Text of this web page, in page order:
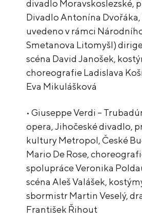
divadlo Moravskoslezské,
Divadlo Antonína Dvořáka,
uvedeno v rámci
Smetanova Litomyšl)
scéna David Janošek,
choreografie Ladislava
Eva Mikulášková
• Giuseppe Verdi –
opera, Jihočeské divadlo,
kultury Metropol, České
Mario De Rose,
spolupráce Veronika
scéna Aleš Valášek,
sbormistr Martin Veselý,
František Řihout